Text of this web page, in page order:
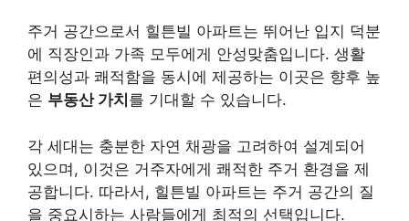
주거 공간으로서 힐튼빌 아파트는 뛰어난 입지 덕분
에 직장인과 가족 모두에게 안성맞춤입니다. 생활
편의성과 쾌적함을 동시에 제공하는 이곳은 향후 높
은 부동산 가치 를 기대할 수 있습니다.
각 세대는 충분한 자연 채광을 고려하여 설계되어
있으며, 이것은 거주자에게 쾌적한 주거 환경을 제
공합니다. 따라서, 힐튼빌 아파트는 주거 공간의 질
을 중요시하는 사람들에게 최적의 선택입니다.